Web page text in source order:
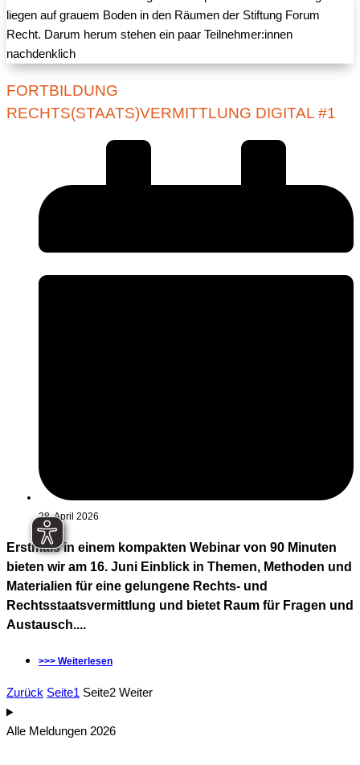
FORTBILDUNG
RECHTS(STAATS)VERMITTLUNG DIGITAL #1
28. April 2026
Erstmals in einem kompakten Webinar von 90 Minuten
bieten wir am 16. Juni Einblick in Themen, Methoden und
Materialien für eine gelungene Rechts- und
Rechtsstaatsvermittlung und bietet Raum für Fragen und
Austausch....
>>> Weiterlesen
Zurück Seite1 Seite2 Weiter
Alle Meldungen 2026